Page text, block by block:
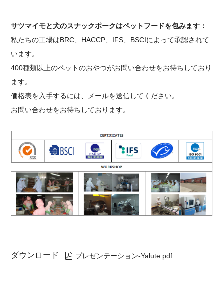
サツマイモと犬のスナックポークはペットフードを包みます：
私たちの工場はBRC、HACCP、IFS、BSCIによって承認されて
います。
400種類以上のペットのおやつがお問い合わせをお待ちしており
ます。
価格表を入手するには、メールを送信してください。
お問い合わせをお待ちしております。
ダウンロード  プレゼンテーション-Yalute.pdf